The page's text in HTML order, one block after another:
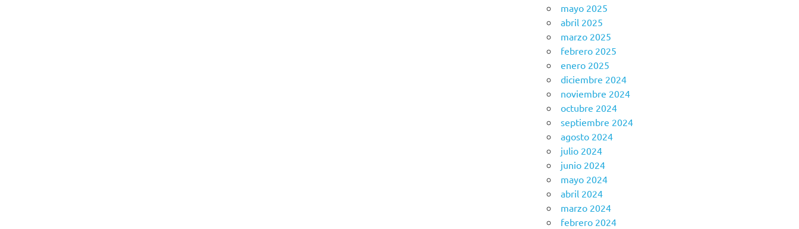
mayo 2025
abril 2025
marzo 2025
febrero 2025
enero 2025
diciembre 2024
noviembre 2024
octubre 2024
septiembre 2024
agosto 2024
julio 2024
junio 2024
mayo 2024
abril 2024
marzo 2024
febrero 2024